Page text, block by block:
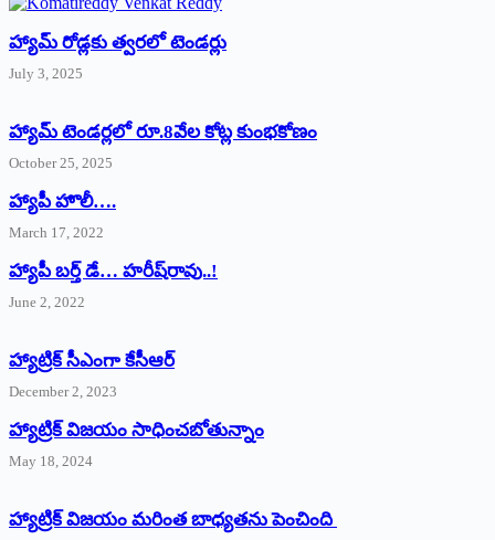
హ్యామ్‌ రోడ్లకు త్వరలో టెండర్లు
July 3, 2025
హ్యామ్‌ ‌టెండర్లలో రూ.8వేల కోట్ల కుంభకోణం
October 25, 2025
హ్యాపీ హొలీ….
March 17, 2022
హ్యాపీ బర్త్ ‌డే… హరీష్‌రావు..!
June 2, 2022
హ్యాట్రిక్‌ ‌సీఎంగా కేసీఆర్‌
December 2, 2023
హ్యాట్రిక్‌ విజయం సాధించబోతున్నాం
May 18, 2024
హ్యాట్రిక్ విజయం మరింత బాధ్యతను పెంచింది